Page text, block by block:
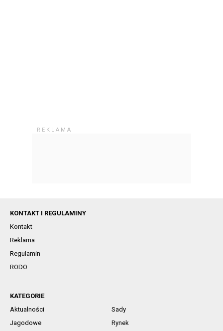
KONTAKT I REGULAMINY
Kontakt
Reklama
Regulamin
RODO
KATEGORIE
Aktualności
Sady
Jagodowe
Rynek